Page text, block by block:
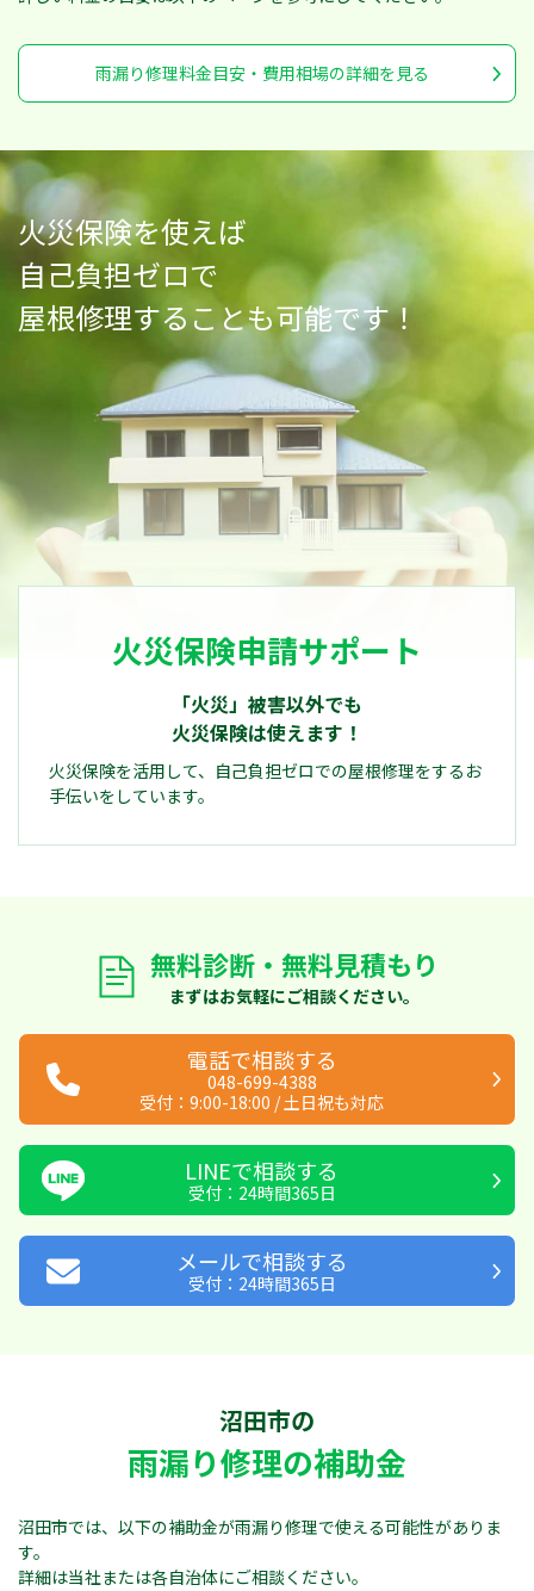
雨漏り修理料金目安・費用相場の詳細を見る
火災保険を使えば
自己負担ゼロで
屋根修理することも可能です！
火災保険申請サポート
「火災」被害以外でも
火災保険は使えます！
火災保険を活用して、自己負担ゼロでの屋根修理をするお
手伝いをしています。
無料診断・無料見積もり
まずはお気軽にご相談ください。
電話で相談する
048-699-4388
受付：9:00-18:00 /土日祝も対応
LINEで相談する
受付：24時間365日
メールで相談する
受付：24時間365日
沼田市の
雨漏り修理の補助金
沼田市では、以下の補助金が雨漏り修理で使える可能性がありま
す。
詳細は当社または各自治体にご相談ください。